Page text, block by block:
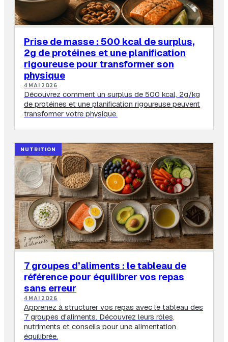
Prise de masse : 500 kcal de surplus,
2g de protéines et une planification
rigoureuse pour transformer son
physique
4 MAI 2026
Découvrez comment un surplus de 500 kcal, 2g/kg
de protéines et une planification rigoureuse peuvent
transformer votre physique.
NUTRITION
7 groupes d’aliments : le tableau de
référence pour équilibrer vos repas
sans erreur
4 MAI 2026
Apprenez à structurer vos repas avec le tableau des
7 groupes d'aliments. Découvrez leurs rôles,
nutriments et conseils pour une alimentation
équilibrée.